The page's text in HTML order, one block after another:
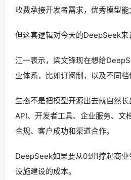
收费承接开发者需求，优秀模型能
但这套逻辑对今天的DeepSeek来
江一表示，梁文锋现在想给
业体系，比如订阅制，以及不同档
生态不是把模型开源出去就自然
API、开发者工具、企业服务、文
合规、客户成功和渠道合作。
DeepSeek如果要从0到1撑起商
设施建设的成本。